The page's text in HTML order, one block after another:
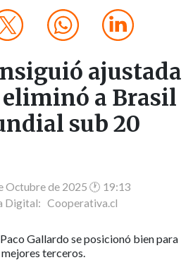
ajustada
a Brasil
sub 20
Octubre de 2025 🕐 19:13
Digital: Cooperativa.cl
Gallardo se posicionó bien para
terceros.